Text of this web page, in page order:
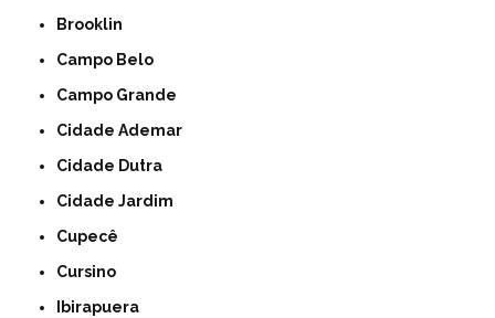
Brooklin
Campo Belo
Campo Grande
Cidade Ademar
Cidade Dutra
Cidade Jardim
Cupecê
Cursino
Ibirapuera